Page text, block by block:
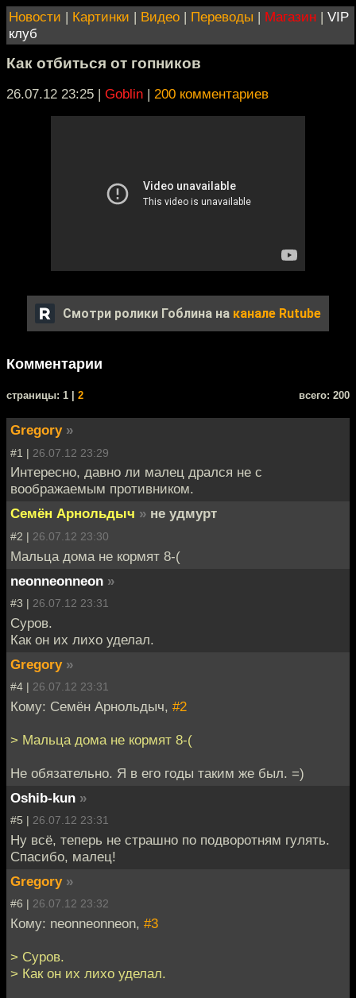
Новости | Картинки | Видео | Переводы | Магазин | VIP
клуб
Как отбиться от гопников
26.07.12 23:25 | Goblin | 200 комментариев
Смотри ролики Гоблина на канале Rutube
Комментарии
cтраницы: 1 | 2 всего: 200
Gregory »
#1 | 26.07.12 23:29
Интересно, давно ли малец дрался не с
воображаемым противником.
Семён Арнольдыч » не удмурт
#2 | 26.07.12 23:30
Мальца дома не кормят 8-(
neonneonneon »
#3 | 26.07.12 23:31
Суров.
Как он их лихо уделал.
Gregory »
#4 | 26.07.12 23:31
Кому: Семён Арнольдыч, #2
> Мальца дома не кормят 8-(
Не обязательно. Я в его годы таким же был. =)
Oshib-kun »
#5 | 26.07.12 23:31
Ну всё, теперь не страшно по подворотням гулять.
Спасибо, малец!
Gregory »
#6 | 26.07.12 23:32
Кому: neonneonneon, #3
> Суров.
> Как он их лихо уделал.